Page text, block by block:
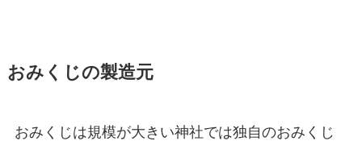
おみくじの製造元
おみくじは規模が大きい神社では独自のおみくじ